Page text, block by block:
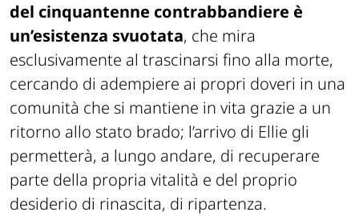
del cinquantenne contrabbandiere è
un’esistenza svuotata, che mira
esclusivamente al trascinarsi fino alla morte,
cercando di adempiere ai propri doveri in una
comunità che si mantiene in vita grazie a un
ritorno allo stato brado; l’arrivo di Ellie gli
permetterà, a lungo andare, di recuperare
parte della propria vitalità e del proprio
desiderio di rinascita, di ripartenza.